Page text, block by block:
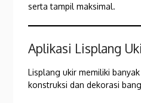
serta tampil maksimal.
Aplikasi Lisplang
Lisplang ukir memiliki
konstruksi dan dekorasi